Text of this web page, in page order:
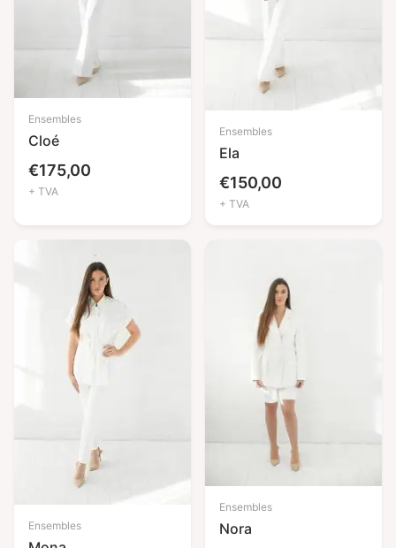
Ensembles
Cloé
€175,00
+ TVA
Ensembles
Ela
€150,00
+ TVA
Ensembles
Ensembles
Nora